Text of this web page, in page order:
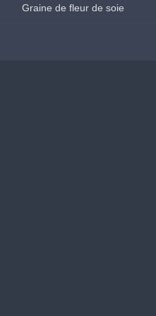
Graine de fleur de soie